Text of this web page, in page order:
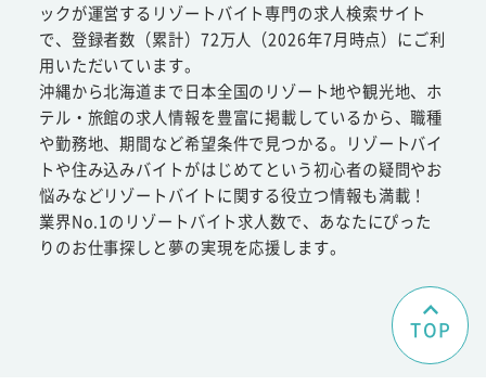
ックが運営するリゾートバイト専門の求人検索サイト
で、登録者数（累計）72万人（2026年7月時点）にご利
用いただいています。
沖縄から北海道まで日本全国のリゾート地や観光地、ホ
テル・旅館の求人情報を豊富に掲載しているから、職種
や勤務地、期間など希望条件で見つかる。リゾートバイ
トや住み込みバイトがはじめてという初心者の疑問やお
悩みなどリゾートバイトに関する役立つ情報も満載！
業界No.1のリゾートバイト求人数で、あなたにぴった
りのお仕事探しと夢の実現を応援します。
TOP